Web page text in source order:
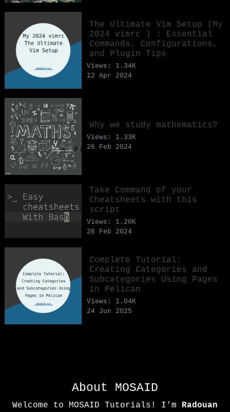
The Ultimate Vim Setup (My
2024 vimrc ) : Essential
Commands, Configurations,
and Plugin Tips
Views: 1.34K
12 Apr 2024
Why we study mathematics?
Views: 1.33K
26 Feb 2024
Take Command of your
Cheatsheets with this
script
Views: 1.20K
28 Feb 2024
Complete Tutorial:
Creating Categories and
Subcategories Using Pages
in Pelican
Views: 1.04K
24 Jun 2025
About MOSAID
Welcome to MOSAID Tutorials! I'm Radouan